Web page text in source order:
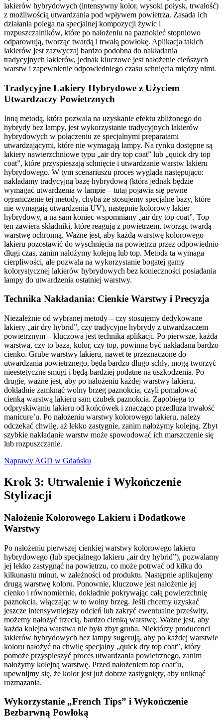
lakierów hybrydowych (intensywny kolor, wysoki połysk, trwałość)
z możliwością utwardzania pod wpływem powietrza. Zasada ich
działania polega na specjalnej kompozycji żywic i
rozpuszczalników, które po nałożeniu na paznokieć stopniowo
odparowują, tworząc twardą i trwałą powłokę. Aplikacja takich
lakierów jest zazwyczaj bardzo podobna do nakładania
tradycyjnych lakierów, jednak kluczowe jest nałożenie cieńszych
warstw i zapewnienie odpowiedniego czasu schnięcia między nimi.
Tradycyjne Lakiery Hybrydowe z Użyciem
Utwardzaczy Powietrznych
Inną metodą, która pozwala na uzyskanie efektu zbliżonego do
hybrydy bez lampy, jest wykorzystanie tradycyjnych lakierów
hybrydowych w połączeniu ze specjalnymi preparatami
utwardzającymi, które nie wymagają lampy. Na rynku dostępne są
lakiery nawierzchniowe typu „air dry top coat” lub „quick dry top
coat”, które przyspieszają schnięcie i utwardzanie warstw lakieru
hybrydowego. W tym scenariuszu proces wygląda następująco:
nakładamy tradycyjną bazę hybrydową (która jednak będzie
wymagać utwardzenia w lampie – tutaj pojawia się pewne
ograniczenie tej metody, chyba że stosujemy specjalne bazy, które
nie wymagają utwardzenia UV), następnie kolorowy lakier
hybrydowy, a na sam koniec wspomniany „air dry top coat”. Top
ten zawiera składniki, które reagują z powietrzem, tworząc twardą
warstwę ochronną. Ważne jest, aby każdą warstwę kolorowego
lakieru pozostawić do wyschnięcia na powietrzu przez odpowiednio
długi czas, zanim nałożymy kolejną lub top. Metoda ta wymaga
cierpliwości, ale pozwala na wykorzystanie bogatej gamy
kolorystycznej lakierów hybrydowych bez konieczności posiadania
lampy do utwardzenia ostatniej warstwy.
Technika Nakładania: Cienkie Warstwy i Precyzja
Niezależnie od wybranej metody – czy stosujemy dedykowane
lakiery „air dry hybrid”, czy tradycyjne hybrydy z utwardzaczem
powietrznym – kluczowa jest technika aplikacji. Po pierwsze, każda
warstwa, czy to baza, kolor, czy top, powinna być nakładana bardzo
cienko. Grube warstwy lakieru, nawet te przeznaczone do
utwardzania powietrznego, będą bardzo długo schły, mogą tworzyć
nieestetyczne smugi i będą bardziej podatne na uszkodzenia. Po
drugie, ważne jest, aby po nałożeniu każdej warstwy lakieru,
dokładnie zamknąć wolny brzeg paznokcia, czyli pomalować
cienką warstwą lakieru sam czubek paznokcia. Zapobiega to
odpryskiwaniu lakieru od końcówek i znacząco przedłuża trwałość
manicure’u. Po nałożeniu warstwy kolorowego lakieru, należy
odczekać chwilę, aż lekko zastygnie, zanim nałożymy kolejną. Zbyt
szybkie nakładanie warstw może spowodować ich marszczenie się
lub rozpuszczanie.
Naprawy AGD w Gdańsku
Krok 3: Utrwalenie i Wykończenie
Stylizacji
Nałożenie Kolorowego Lakieru i Dodatkowe
Warstwy
Po nałożeniu pierwszej cienkiej warstwy kolorowego lakieru
hybrydowego (lub specjalnego lakieru „air dry hybrid”), pozwalamy
jej lekko zastygnąć na powietrzu, co może potrwać od kilku do
kilkunastu minut, w zależności od produktu. Następnie aplikujemy
drugą warstwę koloru. Ponownie, kluczowe jest nałożenie jej
cienko i równomiernie, dokładnie pokrywając całą powierzchnię
paznokcia, włączając w to wolny brzeg. Jeśli chcemy uzyskać
jeszcze intensywniejszy odcień lub zakryć ewentualne prześwity,
możemy nałożyć trzecią, bardzo cienką warstwę. Ważne jest, aby
każda kolejna warstwa nie była zbyt gruba. Niektórzy producenci
lakierów hybrydowych bez lampy sugerują, aby po każdej warstwie
koloru nałożyć na chwilę specjalny „quick dry top coat”, który
pomoże przyspieszyć proces utwardzania powietrznego, zanim
nałożymy kolejną warstwę. Przed nałożeniem top coat’u,
upewnijmy się, że kolor jest już dobrze zastygnięty, aby uniknąć
rozmazania.
Wykorzystanie „French Tips” i Wykończenie
Bezbarwną Powłoką